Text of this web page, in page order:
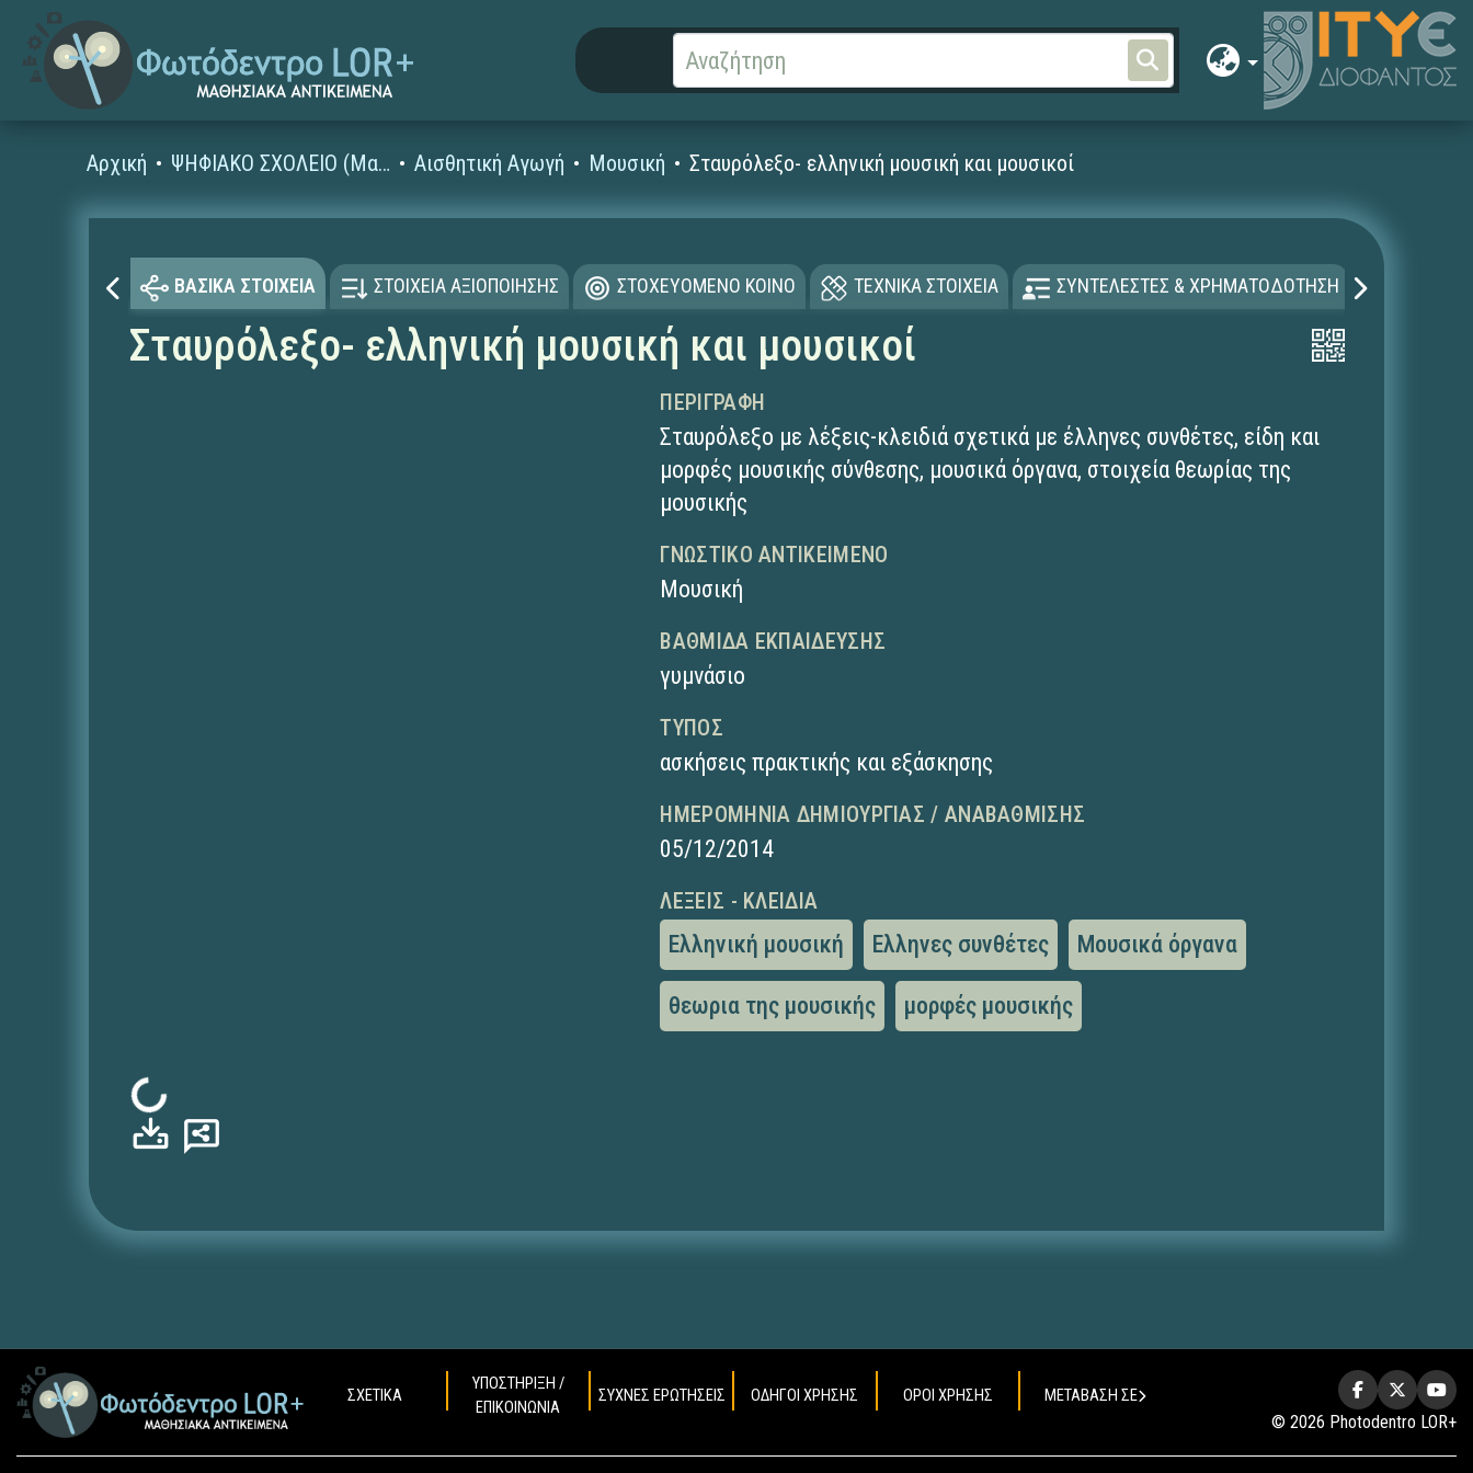
Αρχική ΨΗΦΙΑΚΟ ΣΧΟΛΕΙΟ (Μαθησιακά Αντικείμενα) Αισθητική Αγωγή Μουσική Σταυρόλεξο- ελληνική μουσική και μουσικοί
ΒΑΣΙΚΑ ΣΤΟΙΧΕΙΑ ΣΤΟΙΧΕΙΑ ΑΞΙΟΠΟΙΗΣΗΣ ΣΤΟΧΕΥΟΜΕΝΟ ΚΟΙΝΟ ΤΕΧΝΙΚΑ ΣΤΟΙΧΕΙΑ ΣΥΝΤΕΛΕΣΤΕΣ & ΧΡΗΜΑΤΟΔΟΤΗΣΗ
Σταυρόλεξο- ελληνική μουσική και μουσικοί
Φόρτωση...
ΠΕΡΙΓΡΑΦΉ
Σταυρόλεξο με λέξεις-κλειδιά σχετικά με έλληνες συνθέτες, είδη και
μορφές μουσικής σύνθεσης, μουσικά όργανα, στοιχεία θεωρίας της
μουσικής
ΓΝΩΣΤΙΚΌ ΑΝΤΙΚΕΊΜΕΝΟ
Μουσική
ΒΑΘΜΊΔΑ ΕΚΠΑΊΔΕΥΣΗΣ
γυμνάσιο
ΤΎΠΟΣ
ασκήσεις πρακτικής και εξάσκησης
ΗΜΕΡΟΜΗΝΊΑ ΔΗΜΙΟΥΡΓΊΑΣ / ΑΝΑΒΆΘΜΙΣΗΣ
05/12/2014
ΛΈΞΕΙΣ - ΚΛΕΙΔΙΆ
Ελληνική μουσική Ελληνες συνθέτες Μουσικά όργανα
θεωρια της μουσικής μορφές μουσικής
ΣΧΕΤΙΚΑ
ΥΠΟΣΤΗΡΙΞΗ /
ΕΠΙΚΟΙΝΩΝΙΑ
ΣΥΧΝΕΣ ΕΡΩΤΗΣΕΙΣ ΟΔΗΓΟΙ ΧΡΗΣΗΣ ΟΡΟΙ ΧΡΗΣΗΣ ΜΕΤΑΒΑΣΗ ΣΕ
© 2026 Photodentro LOR+